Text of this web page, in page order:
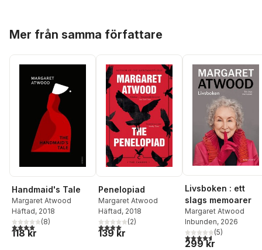
Mer från samma författare
Handmaid's Tale
Margaret Atwood
Häftad, 2018
4,0utav 5 stjärnor. Totalt antal röster:
(8)
118 kr
Penelopiad
Margaret Atwood
Häftad, 2018
4,0utav 5 stjärnor. Totalt antal röster:
(2)
139 kr
Livsboken : ett
slags memoarer
Margaret Atwood
Inbunden, 2026
4,6utav 5 stjärnor.
(5)
299 kr